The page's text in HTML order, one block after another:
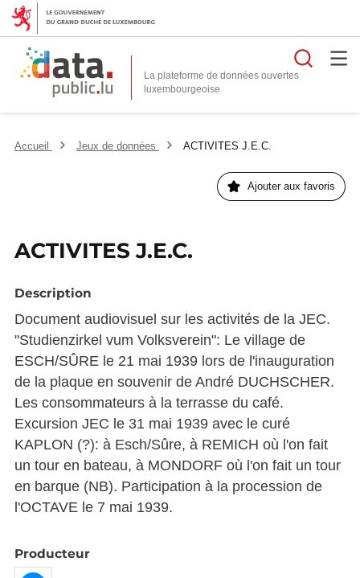
La plateforme de données ouvertes
Accueil Jeux de données ACTIVITES J.E.C.
Ajouter aux favoris
ACTIVITES J.E.C.
Description
Document audiovisuel sur les activités de la JEC.
"Studienzirkel vum Volksverein": Le village de
ESCH/SÛRE le 21 mai 1939 lors de l'inauguration
de la plaque en souvenir de André DUCHSCHER.
Les consommateurs à la terrasse du café.
Excursion JEC le 31 mai 1939 avec le curé
KAPLON (?): à Esch/Sûre, à REMICH où l'on fait
un tour en bateau, à MONDORF où l'on fait un tour
en barque (NB). Participation à la procession de
l'OCTAVE le 7 mai 1939.
Producteur